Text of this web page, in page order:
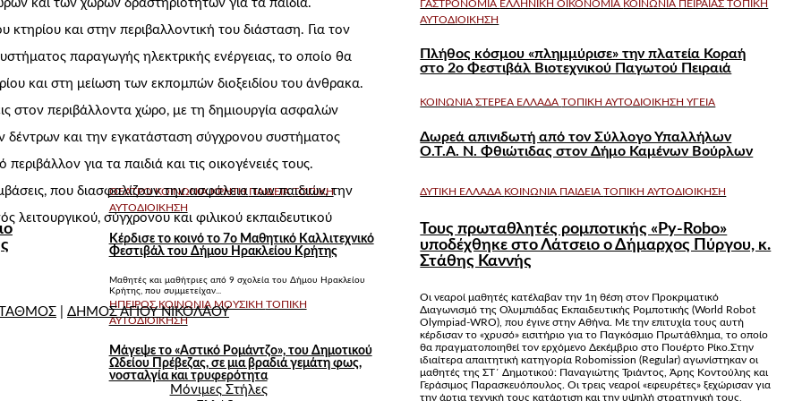
ΓΑΣΤΡΟΝΟΜΙΑ ΕΛΛΗΝΙΚΗ ΟΙΚΟΝΟΜΙΑ ΚΟΙΝΩΝΙΑ ΠΕΙΡΑΙΑΣΤΟΠΙΚΗ
ΑΥΤΟΔΙΟΙΚΗΣΗ
Πλήθος κόσμου «πλημμύρισε» την πλατεία Κοραή
στο 2ο Φεστιβάλ Βιοτεχνικού Παγωτού Πειραιά
ΚΟΙΝΩΝΙΑΣΤΕΡΕΑ ΕΛΛΑΔΑΤΟΠΙΚΗ ΑΥΤΟΔΙΟΙΚΗΣΗΥΓΕΙΑ
Δωρεά απινιδωτή από τον Σύλλογο Υπαλλήλων
Ο.Τ.Α. Ν. Φθιώτιδας στον Δήμο Καμένων Βούρλων
ΘΕΑΤΡΟΚΟΙΝΩΝΙΑΚΡΗΤΗ ΠΑΙΔΕΙΑΤΟΠΙΚΗ
ΑΥΤΟΔΙΟΙΚΗΣΗ
Κέρδισε το κοινό το 7ο Μαθητικό Καλλιτεχνικό
Φεστιβάλ του Δήμου Ηρακλείου Κρήτης
Μαθητές και μαθήτριες από 9 σχολεία του Δήμου Ηρακλείου
Κρήτης, που συμμετείχαν...
ΗΠΕΙΡΟΣΚΟΙΝΩΝΙΑ ΜΟΥΣΙΚΗ ΤΟΠΙΚΗ
ΑΥΤΟΔΙΟΙΚΗΣΗ
Μάγεψε το «Αστικό Ρομάντζο», του Δημοτικού
Ωδείου Πρέβεζας, σε μια βραδιά γεμάτη φως,
νοσταλγία και τρυφερότητα
ΔΥΤΙΚΗ ΕΛΛΑΔΑ ΚΟΙΝΩΝΙΑ ΠΑΙΔΕΙΑΤΟΠΙΚΗ ΑΥΤΟΔΙΟΙΚΗΣΗ
Τους πρωταθλητές ρομποτικής «Py-Robo»
υποδέχθηκε στο Λάτσειο ο Δήμαρχος Πύργου, κ.
Στάθης Καννής
Οι νεαροί μαθητές κατέλαβαν την 1η θέση στον Προκριματικό
Διαγωνισμό της Ολυμπιάδας Εκπαιδευτικής Ρομποτικής (World Robot
Olympiad-WRO), που έγινε στην Αθήνα. Με την επιτυχία τους αυτή
κέρδισαν το «χρυσό» εισιτήριο για το Παγκόσμιο Πρωτάθλημα, το οποίο
θα πραγματοποιηθεί τον ερχόμενο Δεκέμβριο στο Πουέρτο Ρίκο.Στην
ιδιαίτερα απαιτητική κατηγορία Robomission (Regular) αγωνίστηκαν οι
μαθητές της ΣΤ΄ Δημοτικού: Παναγιώτης Τριάντος, Άρης Κοντούλης και
Γεράσιμος Παρασκευόπουλος. Οι τρεις νεαροί «εφευρέτες» ξεχώρισαν για
την άρτια τεχνική τους κατάρτιση και την υψηλή στρατηγική τους,
και των χώρων δραστηριοτήτων για τα παιδιά.
κτηρίου και στην περιβαλλοντική του διάσταση. Για τον
παραγωγής ηλεκτρικής ενέργειας, το οποίο θα
και στη μείωση των εκπομπών διοξειδίου του άνθρακα.
στον περιβάλλοντα χώρο, με τη δημιουργία ασφαλών
δέντρων και την εγκατάσταση σύγχρονου συστήματος
για τα παιδιά και τις οικογένειές τους.
που διασφαλίζουν την ασφάλεια των παιδιών, την
σύγχρονου και φιλικού εκπαιδευτικού
ΔΗΜΟΣ ΑΓΙΟΥ ΝΙΚΟΛΑΟΥ
Μόνιμες Στήλες